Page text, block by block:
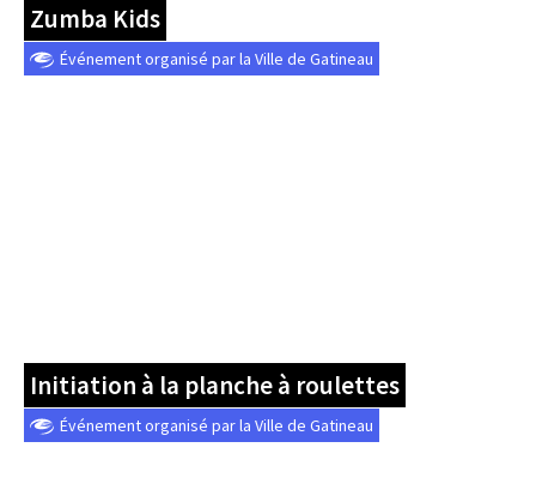
Zumba Kids
Événement organisé par la Ville de Gatineau
Initiation à la planche à roulettes
Événement organisé par la Ville de Gatineau